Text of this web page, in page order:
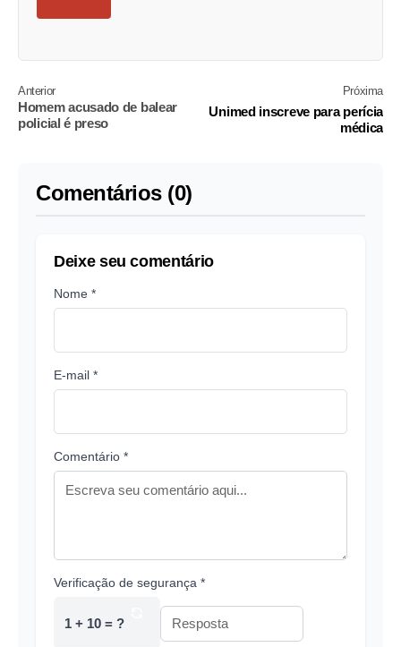
Anterior
Homem acusado de balear
policial é preso
Próxima
Unimed inscreve para perícia
médica
Comentários (0)
Deixe seu comentário
Nome *
E-mail *
Comentário *
Verificação de segurança *
1 + 10 = ?